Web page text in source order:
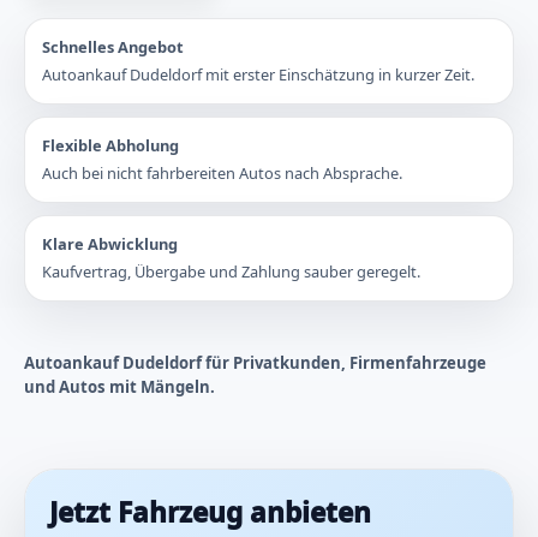
Schnelles Angebot
Autoankauf Dudeldorf mit erster Einschätzung in kurzer Zeit.
Flexible Abholung
Auch bei nicht fahrbereiten Autos nach Absprache.
Klare Abwicklung
Kaufvertrag, Übergabe und Zahlung sauber geregelt.
Autoankauf Dudeldorf für Privatkunden, Firmenfahrzeuge
und Autos mit Mängeln.
Jetzt Fahrzeug anbieten